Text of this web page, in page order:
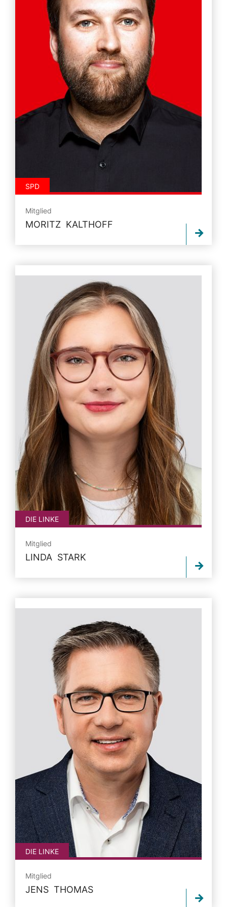
SPD
Mitglied
MORITZ KALTHOFF
DIE LINKE
Mitglied
LINDA STARK
DIE LINKE
Mitglied
JENS THOMAS